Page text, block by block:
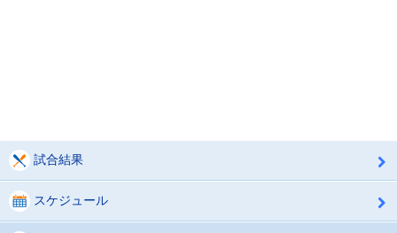
試合結果
スケジュール